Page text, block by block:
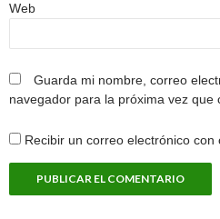
Web
Guarda mi nombre, correo
navegador para la próxima vez que
Recibir un correo electrónico con